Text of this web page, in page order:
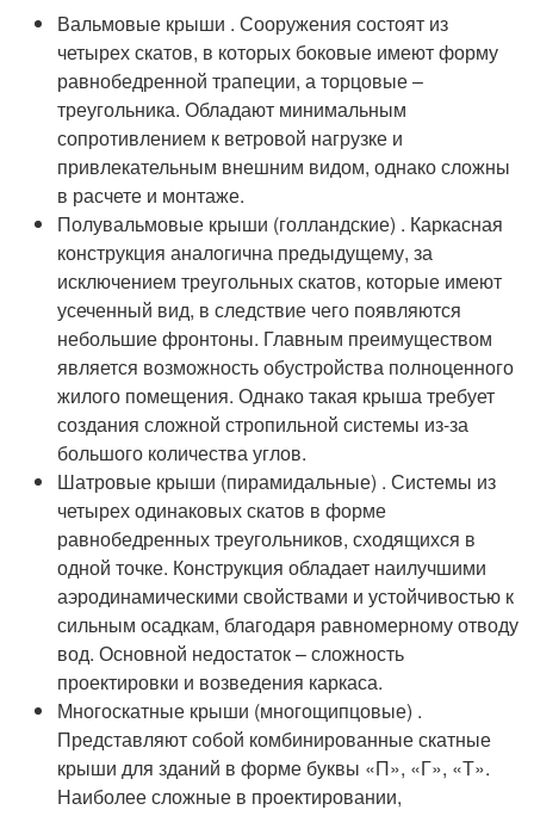
Вальмовые крыши . Сооружения состоят из
четырех скатов, в которых боковые имеют форму
равнобедренной трапеции, а торцовые –
треугольника. Обладают минимальным
сопротивлением к ветровой нагрузке и
привлекательным внешним видом, однако сложны
в расчете и монтаже.
Полувальмовые крыши (голландские) . Каркасная
конструкция аналогична предыдущему, за
исключением треугольных скатов, которые имеют
усеченный вид, в следствие чего появляются
небольшие фронтоны. Главным преимуществом
является возможность обустройства полноценного
жилого помещения. Однако такая крыша требует
создания сложной стропильной системы из-за
большого количества углов.
Шатровые крыши (пирамидальные) . Системы из
четырех одинаковых скатов в форме
равнобедренных треугольников, сходящихся в
одной точке. Конструкция обладает наилучшими
аэродинамическими свойствами и устойчивостью к
сильным осадкам, благодаря равномерному отводу
вод. Основной недостаток – сложность
проектировки и возведения каркаса.
Многоскатные крыши (многощипцовые) .
Представляют собой комбинированные скатные
крыши для зданий в форме буквы «П», «Г», «Т».
Наиболее сложные в проектировании,